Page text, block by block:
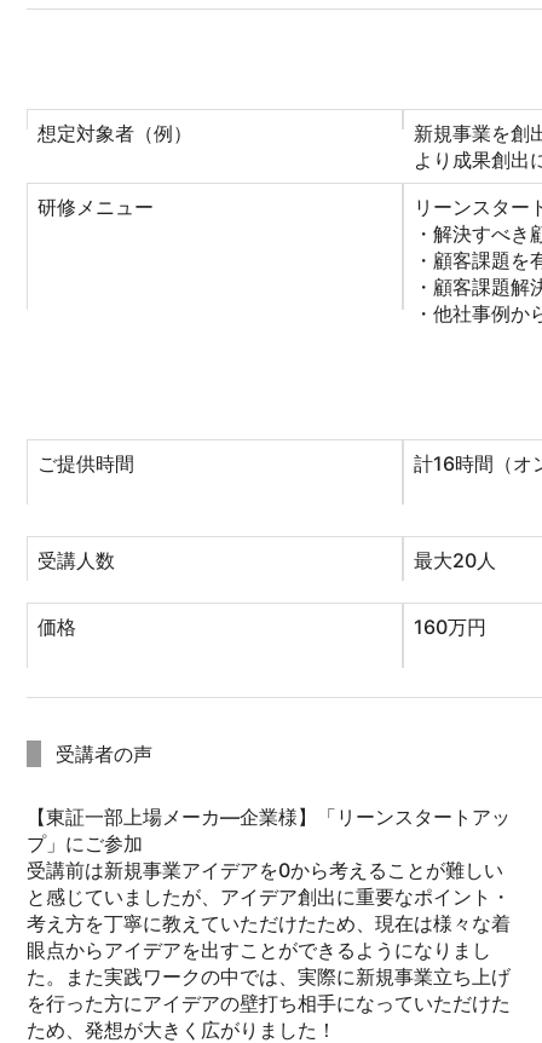
想定対象者（例）
新規事業を創
より成果創出
研修メニュー
リーンスター
・解決すべ
・顧客課題
・顧客課題
・他社事例か
ご提供時間 計16時間（オ
受講人数 最大20人
価格 160万円
受講者の声
【東証一部上場メーカ―企業様】「リーンスタートアッ
プ」にご参加
受講前は新規事業アイデアを0から考えることが難しい
と感じていましたが、アイデア創出に重要なポイント・
考え方を丁寧に教えていただけたため、現在は様々な着
眼点からアイデアを出すことができるようになりまし
た。また実践ワークの中では、実際に新規事業立ち上げ
を行った方にアイデアの壁打ち相手になっていただけた
ため、発想が大きく広がりました！